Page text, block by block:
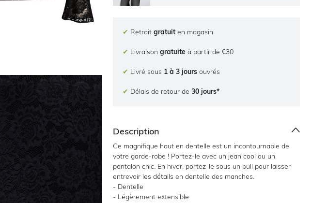
✔ Retraitgratuit en magasin
✔ Livraisongratuite à partir de €30
✔ Livré sous 1 à 3 jours ouvrés
✔ Délais de retour de30 jours*
Description
Ce magnifique haut en dentelle est un incontournable de
votre garde-robe ! Portez-le avec un jean cool ou un
pantalon chic. En hiver, portez-le sous un pull pour laisser
entrevoir les détails en dentelle des manches.
- Dentelle
- Légèrement extensible